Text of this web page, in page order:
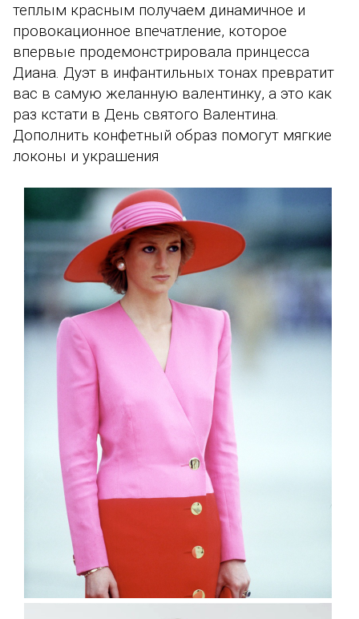
теплым красным получаем динамичное и
провокационное впечатление, которое
впервые продемонстрировала принцесса
Диана. Дуэт в инфантильных тонах превратит
вас в самую желанную валентинку, а это как
раз кстати в День святого Валентина.
Дополнить конфетный образ помогут мягкие
локоны и украшения